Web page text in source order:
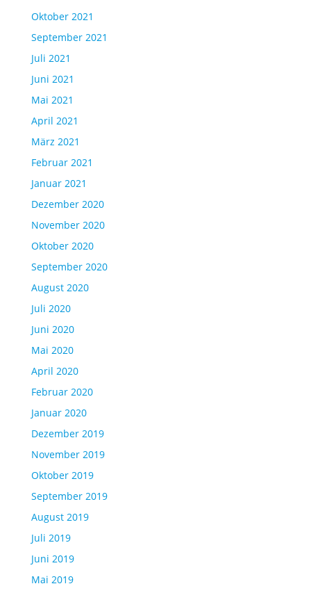
Oktober 2021
September 2021
Juli 2021
Juni 2021
Mai 2021
April 2021
März 2021
Februar 2021
Januar 2021
Dezember 2020
November 2020
Oktober 2020
September 2020
August 2020
Juli 2020
Juni 2020
Mai 2020
April 2020
Februar 2020
Januar 2020
Dezember 2019
November 2019
Oktober 2019
September 2019
August 2019
Juli 2019
Juni 2019
Mai 2019